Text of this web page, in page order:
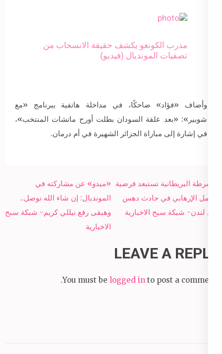
مدرب الكونغو يكشف حقيقة الانسحاب من
تصفيات المونديال (فيديو)
وأضاف «فؤاد» ضاحكًا، في مداخلة هاتفية ببرنامج «مع
شوبير»: «بعد علقة السودان بطلت أورح ماتشات المنتخب»،
في إشارة إلى مباراة الجزائر الشهيرة في أم درمان.
Post
navigation
«ميدو» عن مشاركته في
المونديال: إن شاء الله نوصل..
وهبقى رفع نيللي كريم- شبكة سبح
الاخبارية
الشرطة البريطانية تستبعد فرضية
العمل الإرهابي في حادث دهس
في لندن- شبكة سبح الاخبارية
LEAVE A REPLY
You must be logged in to post a comment.